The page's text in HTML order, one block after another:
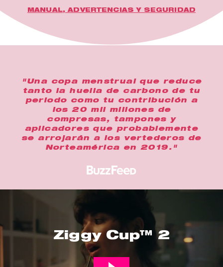
MANUAL, ADVERTENCIAS Y SEGURIDAD
"Una copa menstrual que reduce
tanto la huella de carbono de tu
periodo como tu contribución a
los 20 mil millones de
compresas, tampones y
aplicadores que probablemente
se arrojarán a los vertederos de
Norteamérica en 2019."
Ziggy Cup™ 2